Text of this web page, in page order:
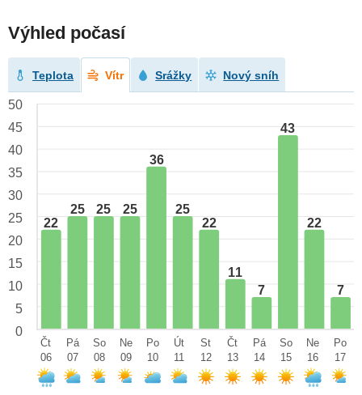
Výhled počasí
Teplota Vítr Srážky Nový sníh
22
25 25 25
36
25
22
11
7
43
22
7
50
45
40
35
30
25
20
15
10
5
0
Čt
06
Pá
07
So
08
Ne
09
Po
10
Út
11
St
12
Čt
13
Pá
14
So
15
Ne
16
Po
17